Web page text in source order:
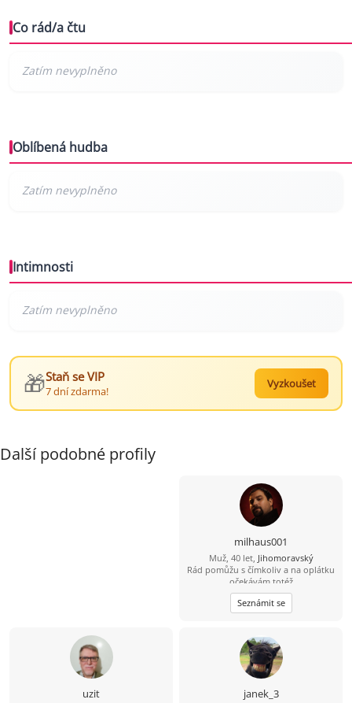
Co rád/a čtu
Oblíbená hudba
Intimnosti
🎁Staň se VIP
7 dní zdarma!
Vyzkoušet
Další podobné profily
milhaus001
Muž, 40 let, Jihomoravský
Rád pomůžu s čímkoliv a na oplátku
očekávám totéž
Seznámit se
uzit janek_3